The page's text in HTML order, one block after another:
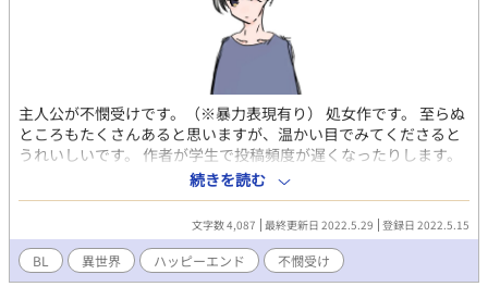
主人公が不憫受けです。（※暴力表現有り） 処女作です。 至らぬ
ところもたくさんあると思いますが、温かい目でみてくださると
うれいしいです。 作者が学生で投稿頻度が遅くなったりします。
主人公＝東雲 雪（しののめ ゆき） 片親、母親から虐待
されている。15才の中学生。不憫、薄幸（初期設定）
続きを読む
文字数 4,087 最終更新日 2022.5.29 登録日 2022.5.15
BL 異世界 ハッピーエンド 不憫受け